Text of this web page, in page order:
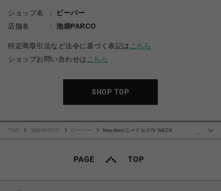
ショップ名
ビーバー
店舗名
池袋PARCO
特定商取引法など法令に基づく表記は こちら
ショップお問い合わせは こちら
SHOP TOP
TOP 池袋PARCO ビーバー
Needles/ニードルズ/V NECK